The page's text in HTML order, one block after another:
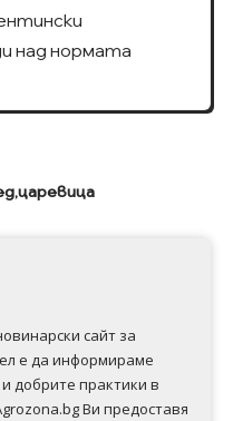
над нормата
царевица
сайт за
е да информираме
добрите практики в
Ви предоставя